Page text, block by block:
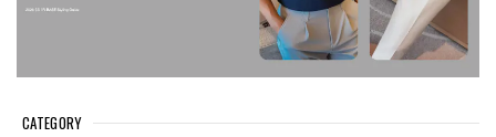
CATEGORY